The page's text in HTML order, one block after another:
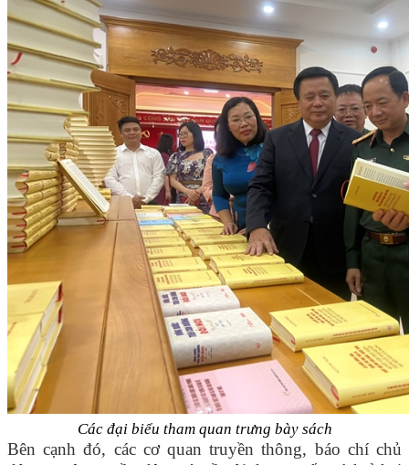
Các đại biểu tham quan trưng bày sách
Bên cạnh đó, các cơ quan truyền thông, báo chí chủ